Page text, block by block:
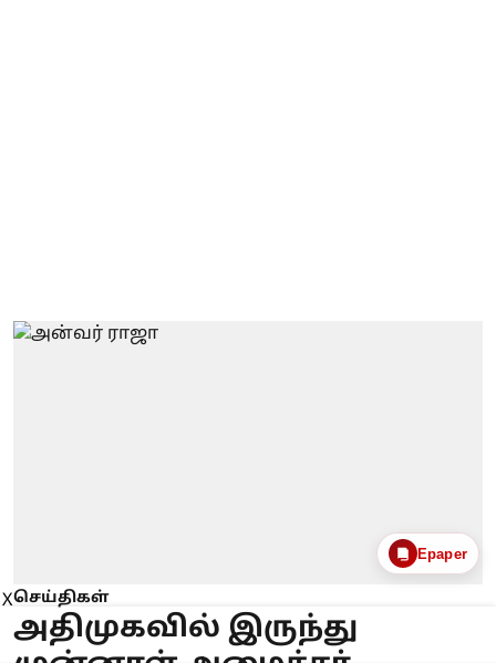
செய்திகள்
அதிமுகவில் இருந்து
Epaper
X